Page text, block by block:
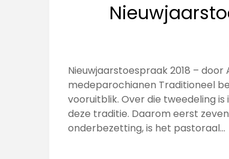
Nieuwjaarstoespraak 2018 –
medeparochianen Traditioneel
vooruitblik. Over die tweedeling
de­ze traditie. Daarom eerst
onderbezetting, is het pastoraal…